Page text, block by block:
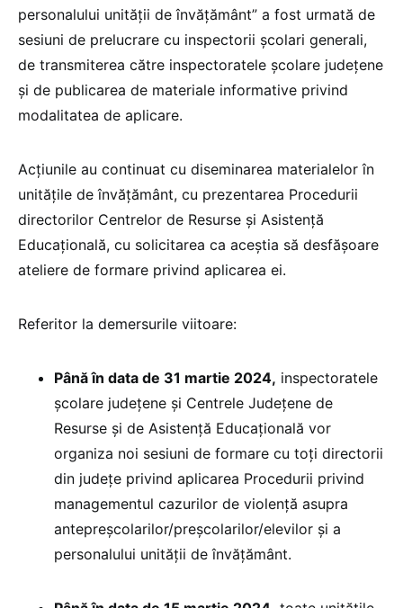
personalului unității de învățământ” a fost urmată de
sesiuni de prelucrare cu inspectorii școlari generali,
de transmiterea către inspectoratele școlare județene
și de publicarea de materiale informative privind
modalitatea de aplicare.
Acțiunile au continuat cu diseminarea materialelor în
unitățile de învățământ, cu prezentarea Procedurii
directorilor Centrelor de Resurse și Asistență
Educațională, cu solicitarea ca aceștia să desfășoare
ateliere de formare privind aplicarea ei.
Referitor la demersurile viitoare:
Până în data de 31 martie 2024, inspectoratele
școlare județene și Centrele Județene de
Resurse și de Asistență Educațională vor
organiza noi sesiuni de formare cu toți directorii
din județe privind aplicarea Procedurii privind
managementul cazurilor de violență asupra
antepreșcolarilor/preșcolarilor/elevilor și a
personalului unității de învățământ.